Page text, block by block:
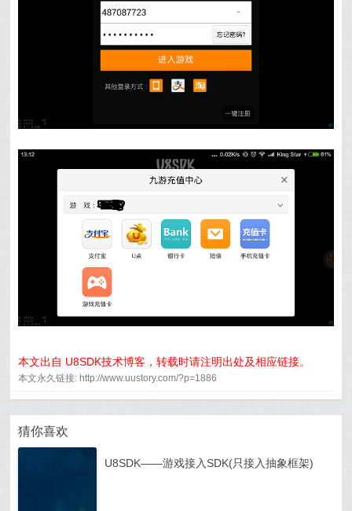
本文出自 U8SDK技术博客，转载时请注明出处及相应链接。
本文永久链接: http://www.uustory.com/?p=1886
猜你喜欢
U8SDK——游戏接入SDK(只接入抽象框架)